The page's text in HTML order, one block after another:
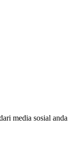
media sosial anda